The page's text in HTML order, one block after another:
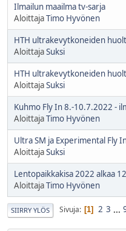
Ilmailun maailma tv-sarja
AloittajaTimo Hyvönen
HTH ultrakevytkoneiden
AloittajaSuksi
HTH ultrakevytkoneiden
AloittajaSuksi
Kuhmo Fly In 8.-10.7.2022 -
AloittajaTimo Hyvönen
Ultra SM ja Experimental Fly
AloittajaSuksi
Lentopaikkakisa 2022 alkaa
AloittajaTimo Hyvönen
SIIRRY YLÖS Sivuja 1 2 3 ...